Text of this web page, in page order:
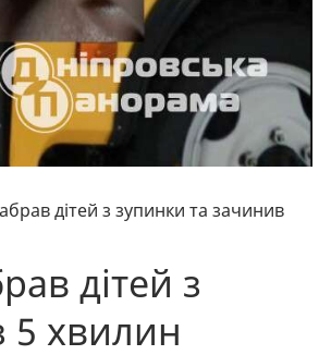
дітей з зупинки та зачинив
дітей з
5 хвилин